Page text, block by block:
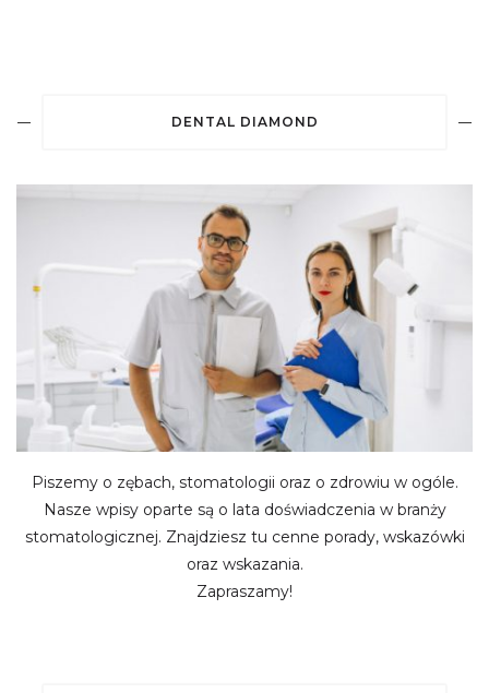
DENTAL DIAMOND
Piszemy o zębach, stomatologii oraz o zdrowiu w ogóle.
Nasze wpisy oparte są o lata doświadczenia w branży
stomatologicznej. Znajdziesz tu cenne porady, wskazówki
oraz wskazania.
Zapraszamy!